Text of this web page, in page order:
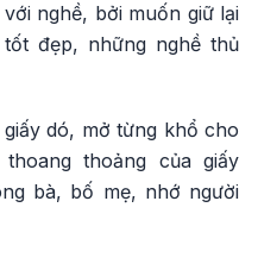
nghề, bởi muốn giữ lại
đẹp, những nghề thủ
dó, mở từng khổ cho
thoảng của giấy
bà, bố mẹ, nhớ người